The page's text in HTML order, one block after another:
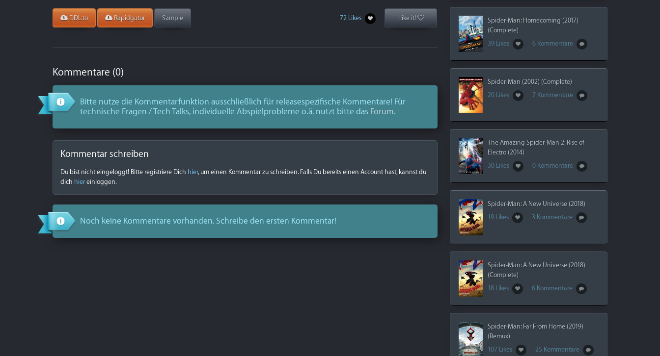
DDL.to Rapidgator Sample 72 Likes I like it!
Kommentare (0)
Bitte nutze die Kommentarfunktion ausschließlich für releasespezifische Kommentare! Für
technische Fragen / Tech Talks, individuelle Abspielprobleme o.ä. nutzt bitte das Forum.
Kommentar schreiben
Du bist nicht eingeloggt! Bitte registriere Dich hier, um einen Kommentar zu schreiben. Falls Du bereits einen Account hast, kannst du
dich hiereinloggen.
Noch keine Kommentare vorhanden. Schreibe den ersten Kommentar!
Spider-Man: Homecoming (2017)
(Complete)
39 Likes
6 Kommentare
Spider-Man (2002) (Complete)
20 Likes
7 Kommentare
The Amazing Spider-Man 2: Rise of
Electro (2014)
30 Likes
0 Kommentare
Spider-Man: A New Universe (2018)
19 Likes
3 Kommentare
Spider-Man: A New Universe (2018)
(Complete)
18 Likes
6 Kommentare
Spider-Man: Far From Home (2019)
(Remux)
107 Likes
25 Kommentare